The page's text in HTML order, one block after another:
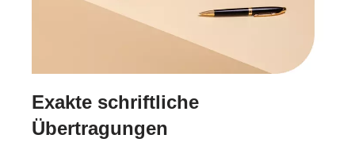
Exakte schriftliche
Übertragungen